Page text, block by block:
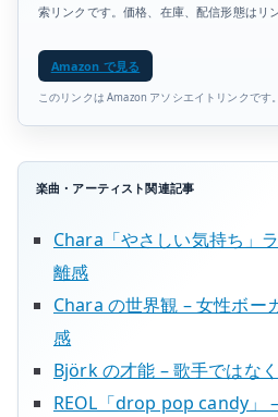
索リンクです。価格、在庫、配信形態はリ
Amazon で見る
このリンクは Amazon アソシエイトリンクです。
楽曲・アーティスト関連記事
Chara「やさしい気持ち」
離感
Chara の世界観 – 女性ボー
感
Björk の才能 – 歌手ではな
REOL「drop pop candy」